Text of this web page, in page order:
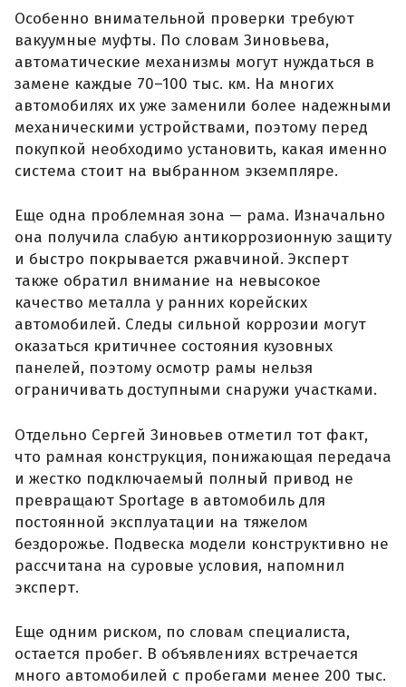
Особенно внимательной проверки требуют
вакуумные муфты. По словам Зиновьева,
автоматические механизмы могут нуждаться в
замене каждые 70–100 тыс. км. На многих
автомобилях их уже заменили более надежными
механическими устройствами, поэтому перед
покупкой необходимо установить, какая именно
система стоит на выбранном экземпляре.
Еще одна проблемная зона — рама. Изначально
она получила слабую антикоррозионную защиту
и быстро покрывается ржавчиной. Эксперт
также обратил внимание на невысокое
качество металла у ранних корейских
автомобилей. Следы сильной коррозии могут
оказаться критичнее состояния кузовных
панелей, поэтому осмотр рамы нельзя
ограничивать доступными снаружи участками.
Отдельно Сергей Зиновьев отметил тот факт,
что рамная конструкция, понижающая передача
и жестко подключаемый полный привод не
превращают Sportage в автомобиль для
постоянной эксплуатации на тяжелом
бездорожье. Подвеска модели конструктивно не
рассчитана на суровые условия, напомнил
эксперт.
Еще одним риском, по словам специалиста,
остается пробег. В объявлениях встречается
много автомобилей с пробегами менее 200 тыс.